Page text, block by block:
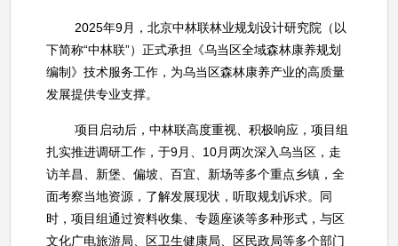
2025年9月，北京中林联林业规划设计研究院（以
下简称“中林联”）正式承担《乌当区全域森林康养规划
编制》技术服务工作，为乌当区森林康养产业的高质量
发展提供专业支撑。
项目启动后，中林联高度重视、积极响应，项目组
扎实推进调研工作，于9月、10月两次深入乌当区，走
访羊昌、新堡、偏坡、百宜、新场等多个重点乡镇，全
面考察当地资源，了解发展现状，听取规划诉求。同
时，项目组通过资料收集、专题座谈等多种形式，与区
文化广电旅游局、区卫生健康局、区民政局等多个部门